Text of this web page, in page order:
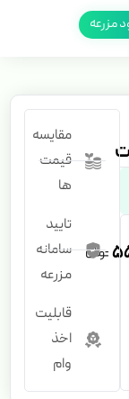
مزرعه
مقایسه
قیمت
ها
تایید
سامانه
مزرعه
قابلیت
اخذ
وام